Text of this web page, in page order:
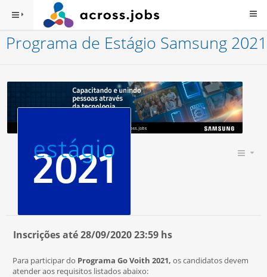
Programa de Estágio Samsung 2021
Inscrições até 28/09/2020 23:59 hs
Para participar do Programa Go Voith 2021, os candidatos devem
atender aos requisitos listados abaixo: